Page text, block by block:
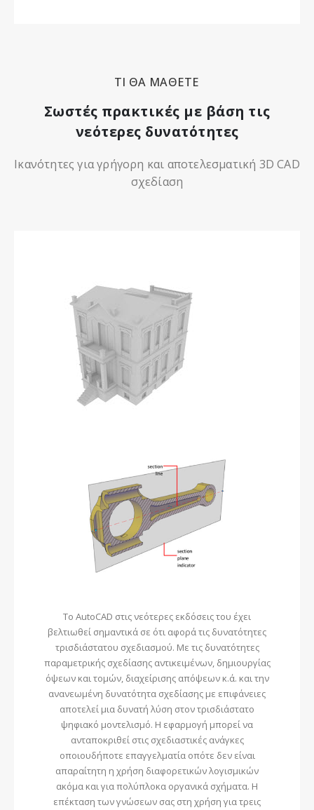
ΤΙ ΘΑ ΜΑΘΕΤΕ
Σωστές πρακτικές με βάση τις
νεότερες δυνατότητες
Ικανότητες για γρήγορη και αποτελεσματική 3D CAD
σχεδίαση
Το AutoCAD στις νεότερες εκδόσεις του έχει
βελτιωθεί σημαντικά σε ότι αφορά τις δυνατότητες
τρισδιάστατου σχεδιασμού. Με τις δυνατότητες
παραμετρικής σχεδίασης αντικειμένων, δημιουργίας
όψεων και τομών, διαχείρισης απόψεων κ.ά. και την
ανανεωμένη δυνατότητα σχεδίασης με επιφάνειες
αποτελεί μια δυνατή λύση στον τρισδιάστατο
ψηφιακό μοντελισμό. Η εφαρμογή μπορεί να
ανταποκριθεί στις σχεδιαστικές ανάγκες
οποιουδήποτε επαγγελματία οπότε δεν είναι
απαραίτητη η χρήση διαφορετικών λογισμικών
ακόμα και για πολύπλοκα οργανικά σχήματα. Η
επέκταση των γνώσεων σας στη χρήση για τρεις